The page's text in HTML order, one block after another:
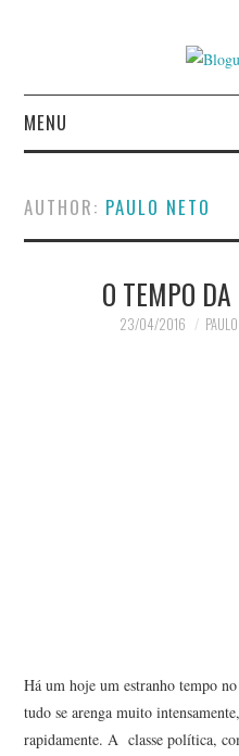
MENU
AUTORES
CONTACTO
AUTHOR: PAULO NETO
O TEMPO
23/04/2016
Há um hoje um estranho tempo
tudo se arenga muito
rapidamente. A classe política,